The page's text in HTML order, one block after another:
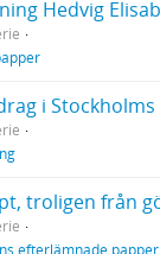
efterlämnade papper